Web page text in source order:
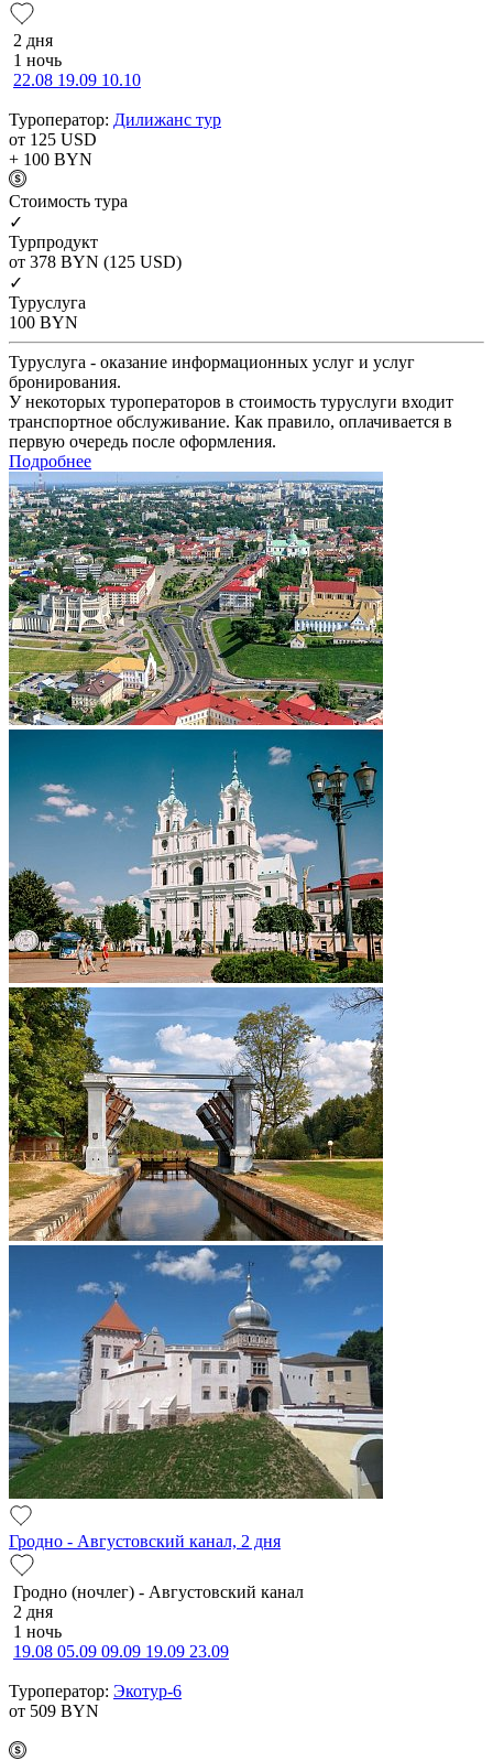
2 дня
1 ночь
22.08 19.09 10.10
Туроператор: Дилижанс тур
от 125 USD
+ 100 BYN
Cтоимость тура
✓
Турпродукт
от 378 BYN (125 USD)
✓
Туруслуга
100 BYN
Туруслуга - оказание информационных услуг и услуг
бронирования.
У некоторых туроператоров в стоимость туруслуги входит
транспортное обслуживание. Как правило, оплачивается в
первую очередь после оформления.
Подробнее
Гродно - Августовский канал, 2 дня
Гродно (ночлег) - Августовский канал
2 дня
1 ночь
19.08 05.09 09.09 19.09 23.09
Туроператор: Экотур-6
от 509 BYN